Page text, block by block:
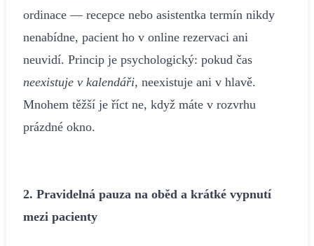
ordinace — recepce nebo asistentka termín nikdy
nenabídne, pacient ho v online rezervaci ani
neuvidí. Princip je psychologický: pokud čas
neexistuje v kalendáři, neexistuje ani v hlavě.
Mnohem těžší je říct ne, když máte v rozvrhu
prázdné okno.
2. Pravidelná pauza na oběd a krátké vypnutí
mezi pacienty